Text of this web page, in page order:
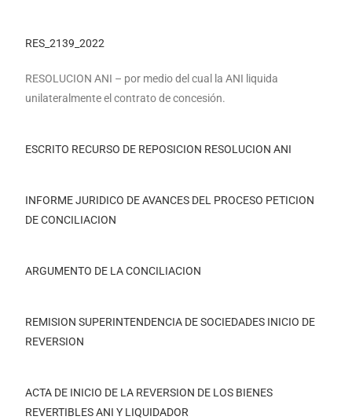
RES_2139_2022
RESOLUCION ANI – por medio del cual la ANI liquida
unilateralmente el contrato de concesión.
ESCRITO RECURSO DE REPOSICION RESOLUCION ANI
INFORME JURIDICO DE AVANCES DEL PROCESO PETICION
DE CONCILIACION
ARGUMENTO DE LA CONCILIACION
REMISION SUPERINTENDENCIA DE SOCIEDADES INICIO DE
REVERSION
ACTA DE INICIO DE LA REVERSION DE LOS BIENES
REVERTIBLES ANI Y LIQUIDADOR